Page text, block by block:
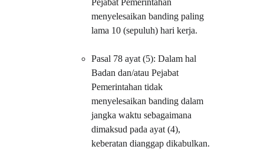
Pejabat Pemerintahan
menyelesaikan banding paling
lama 10 (sepuluh) hari kerja.
Pasal 78 ayat (5): Dalam hal
Badan dan/atau Pejabat
Pemerintahan tidak
menyelesaikan banding dalam
jangka waktu sebagaimana
dimaksud pada ayat (4),
keberatan dianggap dikabulkan.